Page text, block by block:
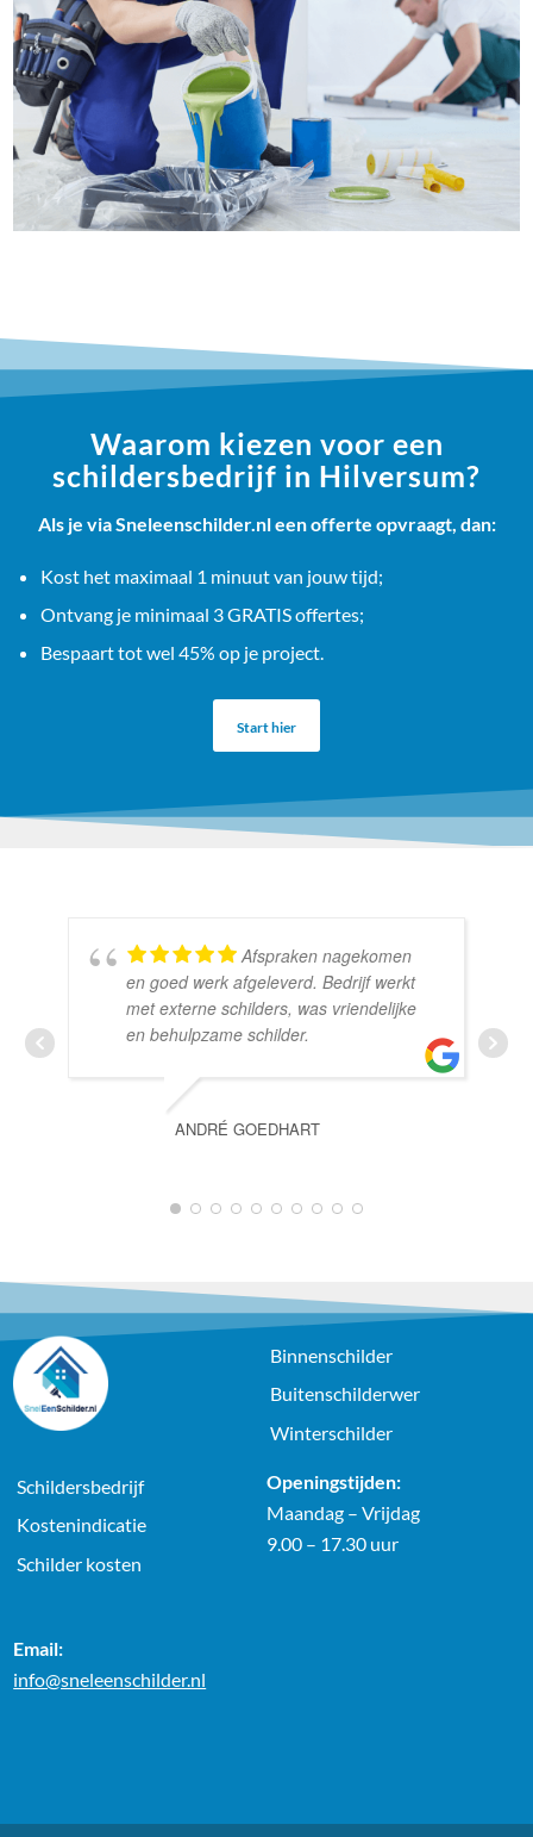
Waarom kiezen voor een
schildersbedrijf in Hilversum?
Als je via Sneleenschilder.nl een offerte opvraagt, dan:
Kost het maximaal 1 minuut van jouw tijd;
Ontvang je minimaal 3 GRATIS offertes;
Bespaart tot wel 45% op je project.
Start hier
Afspraken nagekomen
en goed werk afgeleverd. Bedrijf werkt
met externe schilders, was vriendelijke
en behulpzame schilder.
ANDRÉ GOEDHART
1 2 3 4 5 6 7 8 9 10
Binnenschilder
Buitenschilderwer
Winterschilder
Schildersbedrijf
Kostenindicatie
Schilder kosten
Openingstijden:
Maandag – Vrijdag
9.00 – 17.30 uur
Email:
info@sneleenschilder.nl